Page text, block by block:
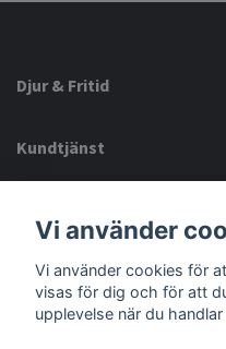
Djur & Fritid
Kundtjänst
Sociala medier
Vi använder
Vi använder cookies för
visas för dig och för att
upplevelse när du